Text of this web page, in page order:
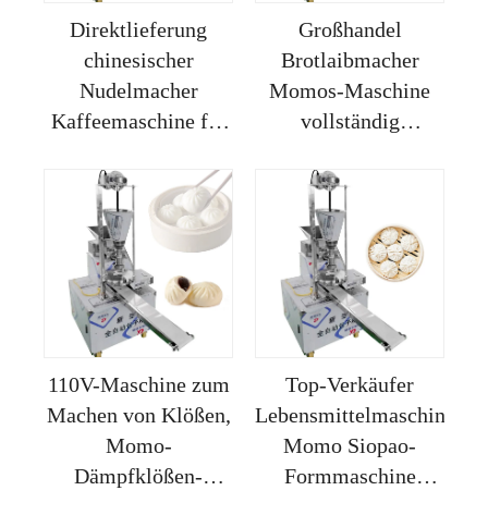
Direktlieferung
chinesischer
Nudelmacher
Kaffeemaschine für
Maschine im
Sonderangebot
Momo-Maschine
Großhandel
Brotlaibmacher
Momos-Maschine
vollständig
Restaurants zum
Verkauf
110V-Maschine zum
Machen von Klößen,
Momo-
Dämpfklößen-
Top-Verkäufer
Lebensmittelmaschinen
Momo Siopao-
Formmaschine